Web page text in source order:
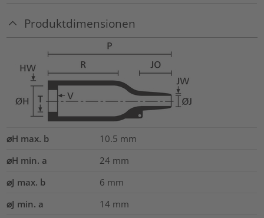
Produktdimensionen
⌀H max. b 10.5 mm
⌀H min. a
24 mm
⌀J max. b
6 mm
⌀J min. a
14 mm